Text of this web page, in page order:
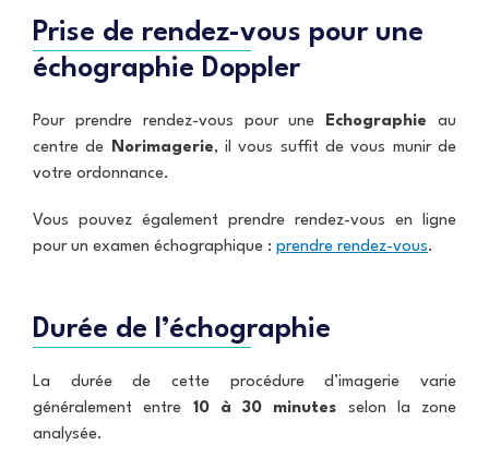
Prise de rendez-vous pour une
échographie Doppler
Pour prendre rendez-vous pour une Echographie au
centre de Norimagerie, il vous suffit de vous munir de
votre ordonnance.
Vous pouvez également prendre rendez-vous en ligne
pour un examen échographique : prendre rendez-vous.
Durée de l’échographie
La durée de cette procédure d’imagerie varie
généralement entre 10 à 30 minutes selon la zone
analysée.